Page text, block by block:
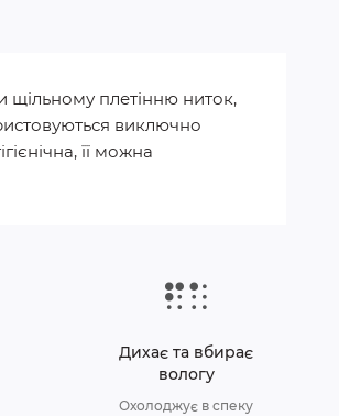
щільному плетінню ниток,
виключно
її можна
Дихає та вбирає
вологу
Охолоджує в спеку